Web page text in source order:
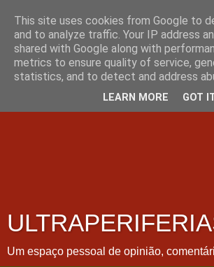
Um espaço pessoal de opinião,
This site uses cookies from Google to
and to analyze traffic. Your IP address
shared with Google along with
metrics to ensure quality of service,
statistics, and to detect and address
LEARN MORE GOT